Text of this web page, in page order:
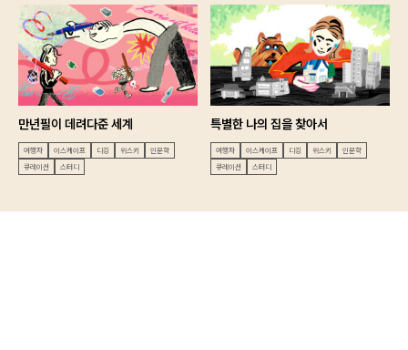
만년필이 데려다준 세계
여행자 이스케이프 디깅 위스키
인문학
큐레이션
스터디
특별한 나의 집을 찾아서
여행자 이스케이프 디깅 위스키
인문학
큐레이션
스터디